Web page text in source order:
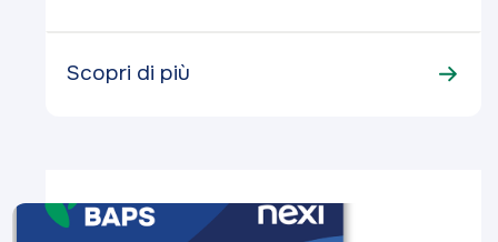
Scopri di più